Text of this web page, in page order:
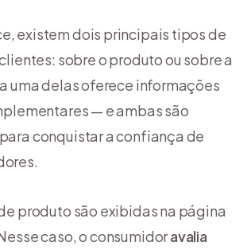
existem dois principais tipos de
sobre o produto ou sobre a
uma delas oferece informações
— e ambas são
conquistar a confiança de
produto são exibidas na página
caso, o consumidoravalia